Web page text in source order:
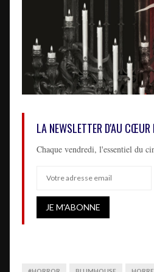
LA NEWSLETTER D'AU CŒUR
Chaque vendredi, l'essentiel du